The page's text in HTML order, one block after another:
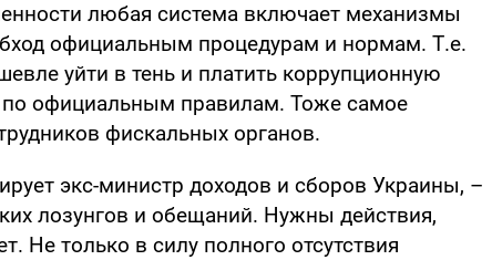
любая система включает механизмы
официальным процедурам и нормам. Т.е.
уйти в тень и платить коррупционную
по официальным правилам. Тоже самое
фискальных органов.
экс-министр доходов и сборов Украины, –
лозунгов и обещаний. Нужны действия,
Не только в силу полного отсутствия